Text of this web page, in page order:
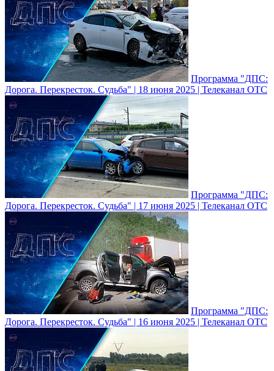
Программа "ДПС:
Дорога. Перекресток. Судьба" | 18 июня 2025 | Телеканал ОТС
Программа "ДПС:
Дорога. Перекресток. Судьба" | 17 июня 2025 | Телеканал ОТС
Программа "ДПС:
Дорога. Перекресток. Судьба" | 16 июня 2025 | Телеканал ОТС